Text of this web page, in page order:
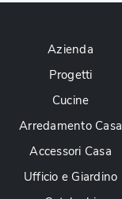
Azienda
Progetti
Cucine
Arredamento Casa
Accessori Casa
Ufficio e Giardino